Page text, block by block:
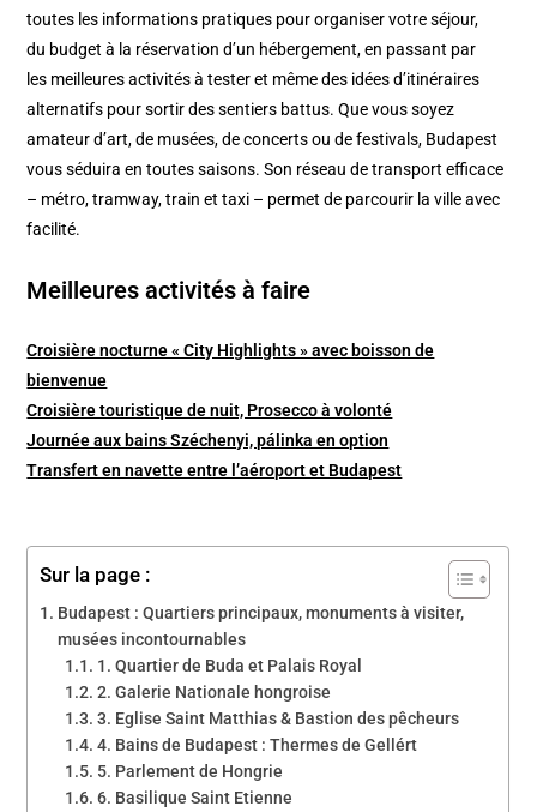
toutes les informations pratiques pour organiser votre séjour,
du budget à la réservation d’un hébergement, en passant par
les meilleures activités à tester et même des idées d’itinéraires
alternatifs pour sortir des sentiers battus. Que vous soyez
amateur d’art, de musées, de concerts ou de festivals, Budapest
vous séduira en toutes saisons. Son réseau de transport efficace
– métro, tramway, train et taxi – permet de parcourir la ville avec
facilité.
Meilleures activités à faire
Croisière nocturne « City Highlights » avec boisson de
bienvenue
Croisière touristique de nuit, Prosecco à volonté
Journée aux bains Széchenyi, pálinka en option
Transfert en navette entre l’aéroport et Budapest
Sur la page :
Budapest : Quartiers principaux, monuments à visiter,
musées incontournables
1. Quartier de Buda et Palais Royal
2. Galerie Nationale hongroise
3. Eglise Saint Matthias & Bastion des pêcheurs
4. Bains de Budapest : Thermes de Gellért
5. Parlement de Hongrie
6. Basilique Saint Etienne